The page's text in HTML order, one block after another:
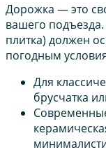
Дорожка — это
вашего
плитка) должен
погодным
Для
брусчатка